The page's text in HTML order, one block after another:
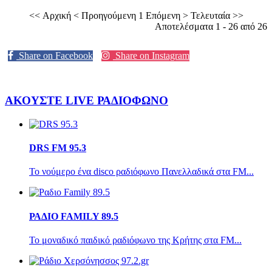
<< Αρχική < Προηγούμενη 1 Επόμενη > Τελευταία >>
Αποτελέσματα 1 - 26 από 26
Share on Facebook Share on Instagram
ΑΚΟΥΣΤΕ LIVE ΡΑΔΙΟΦΩΝΟ
DRS FM 95.3
Το νούμερο ένα disco ραδιόφωνο Πανελλαδικά στα FM...
ΡΑΔΙΟ FAMILY 89.5
Το μοναδικό παιδικό ραδιόφωνο της Κρήτης στα FM...